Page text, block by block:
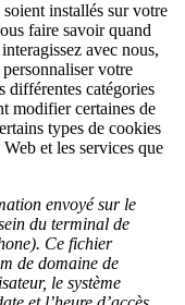
installés sur votre
faire savoir quand
avec nous,
votre
différentes catégories
modifier certaines de
types de cookies
et les services que
envoyé sur le
du terminal de
Ce fichier
de domaine de
le système